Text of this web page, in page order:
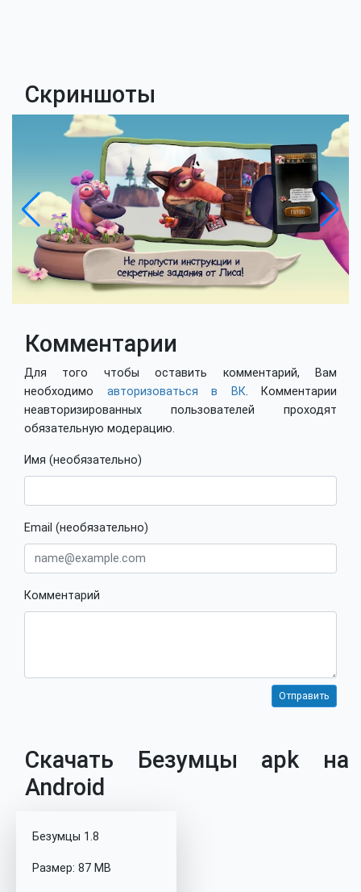
Скриншоты
Комментарии
Для того чтобы оставить комментарий, Вам
необходимо авторизоваться в ВК. Комментарии
неавторизированных пользователей проходят
обязательную модерацию.
Имя (необязательно)
Email (необязательно)
Комментарий
Скачать Безумцы apk на
Android
Безумцы 1.8
Размер: 87 MB